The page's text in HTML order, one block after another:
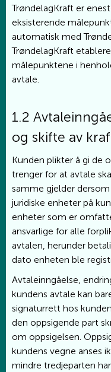
TrøndelagKraft er
eksisterende
automatisk med
TrøndelagKraft
målepunktene i
avtale.
1.2
og skifte av
Kunden plikter å gi de
trenger for at avtale
samme gjelder
juridiske enheter på
enheter som er
ansvarlige for alle
avtalen, herunder
dato enheten ble
Avtaleinngåelse,
kundens avtale kan
signaturrett hos
den oppsigende part
om oppsigelsen.
kundens vegne anses
mindre tredjeparten